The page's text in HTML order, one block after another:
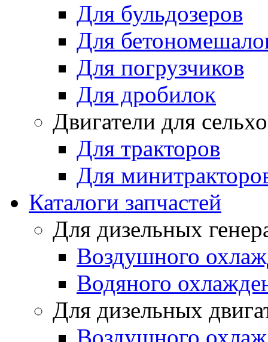
Для бульдозеров
Для
Для погрузчиков
Для дробилок
Двигатели для
Для тракторов
Для
Каталоги запчастей
Для дизельных
Воздушного
Водяного
Для дизельных